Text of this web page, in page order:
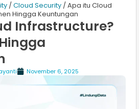
/ Cloud Security / Apa itu Cloud
Hingga Keuntungan
Infrastructure?
November 6, 2025